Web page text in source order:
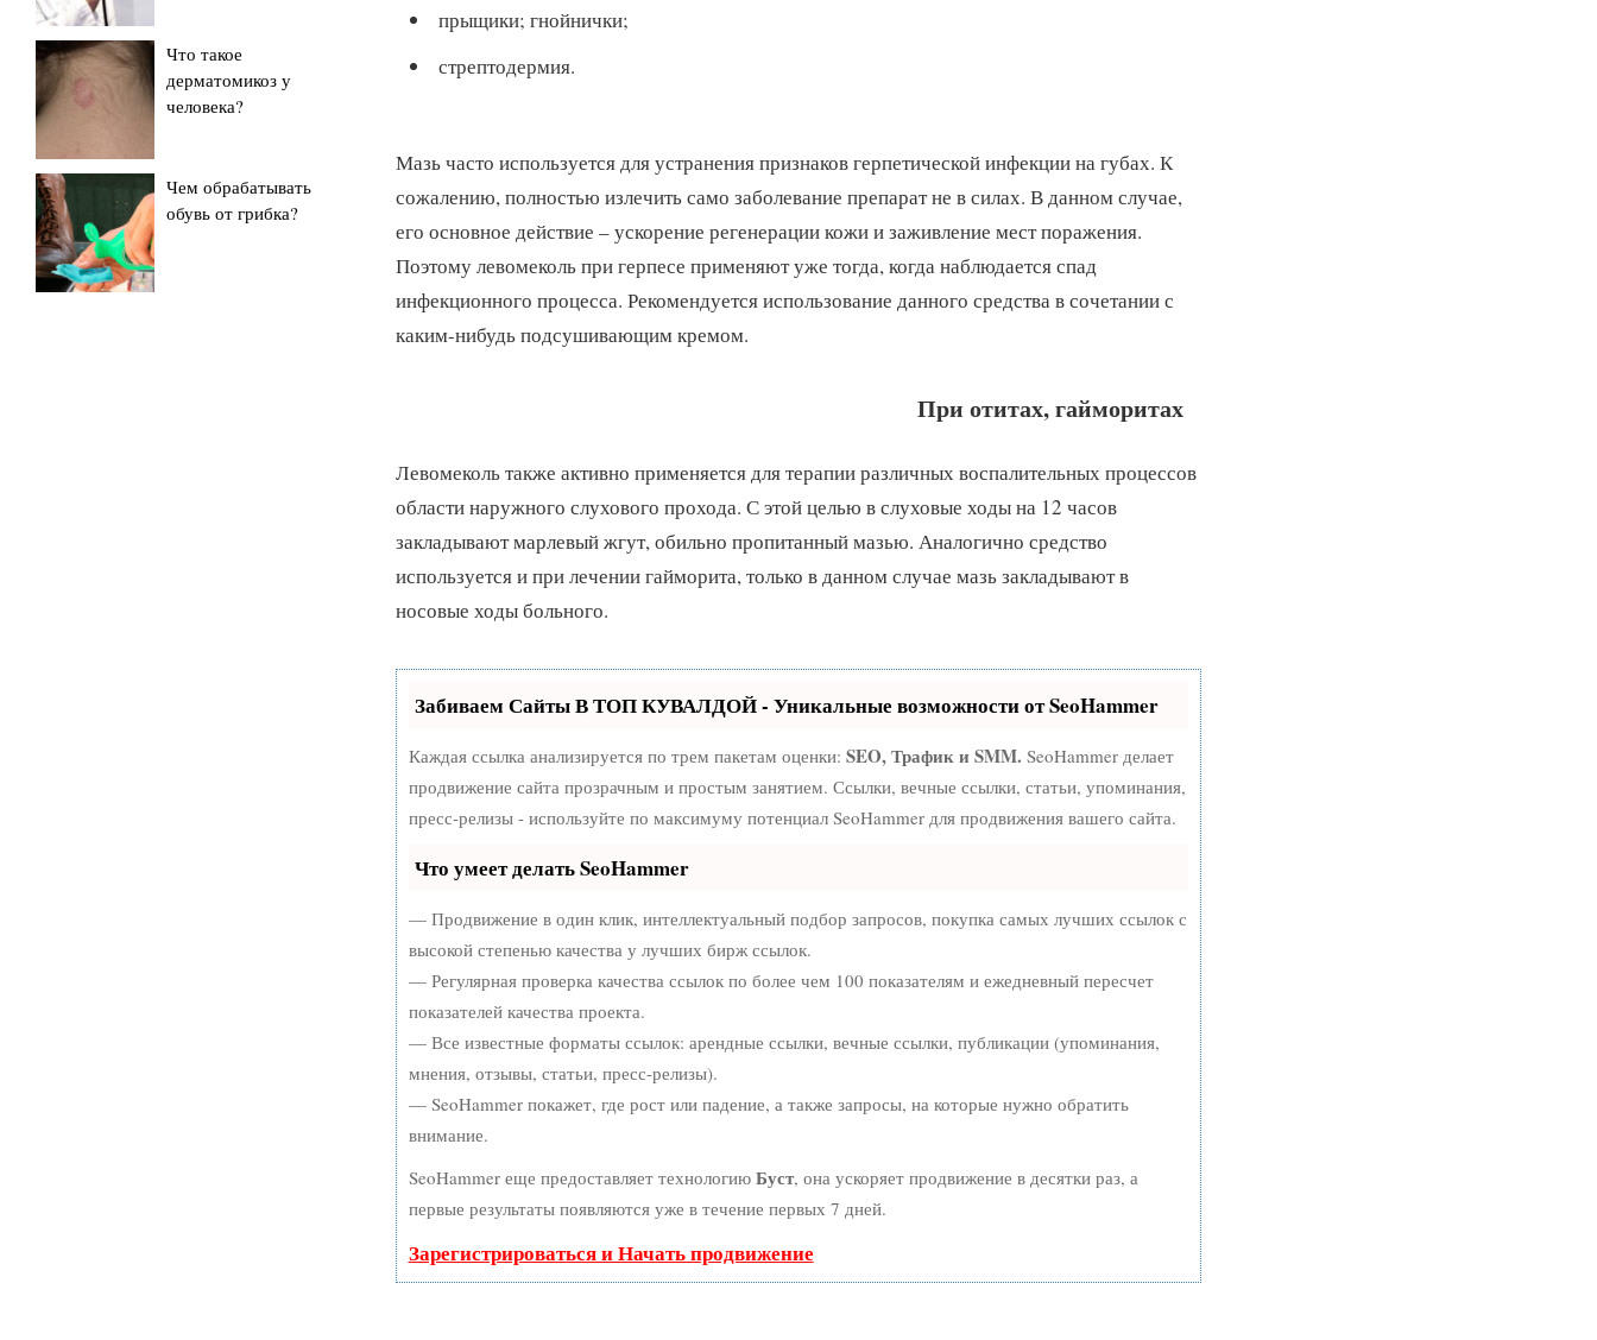
прыщики; гнойнички;
стрептодермия.
Мазь часто используется для устранения признаков герпетической инфекции на губах. К
сожалению, полностью излечить само заболевание препарат не в силах. В данном случае,
его основное действие – ускорение регенерации кожи и заживление мест поражения.
Поэтому левомеколь при герпесе применяют уже тогда, когда наблюдается спад
инфекционного процесса. Рекомендуется использование данного средства в сочетании с
каким-нибудь подсушивающим кремом.
При отитах, гайморитах
Левомеколь также активно применяется для терапии различных воспалительных процессов
области наружного слухового прохода. С этой целью в слуховые ходы на 12 часов
закладывают марлевый жгут, обильно пропитанный мазью. Аналогично средство
используется и при лечении гайморита, только в данном случае мазь закладывают в
носовые ходы больного.
Забиваем Сайты В ТОП КУВАЛДОЙ - Уникальные возможности от SeoHammer
Каждая ссылка анализируется по трем пакетам оценки: SEO, Трафик и SMM. SeoHammer делает
продвижение сайта прозрачным и простым занятием. Ссылки, вечные ссылки, статьи, упоминания,
пресс-релизы - используйте по максимуму потенциал SeoHammer для продвижения вашего сайта.
Что умеет делать SeoHammer
— Продвижение в один клик, интеллектуальный подбор запросов, покупка самых лучших ссылок с
высокой степенью качества у лучших бирж ссылок.
— Регулярная проверка качества ссылок по более чем 100 показателям и ежедневный пересчет
показателей качества проекта.
— Все известные форматы ссылок: арендные ссылки, вечные ссылки, публикации (упоминания,
мнения, отзывы, статьи, пресс-релизы).
— SeoHammer покажет, где рост или падение, а также запросы, на которые нужно обратить
внимание.
SeoHammer еще предоставляет технологию Буст, она ускоряет продвижение в десятки раз, а
первые результаты появляются уже в течение первых 7 дней.
Зарегистрироваться и Начать продвижение
Что такое
дерматомикоз у
человека?
Чем обрабатывать
обувь от грибка?